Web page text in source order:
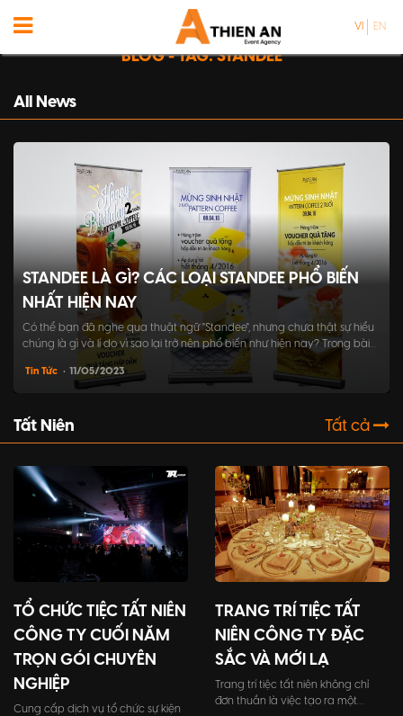
VI EN
BLOG - TAG: STANDEE
All News
STANDEE LÀ GÌ? CÁC LOẠI STANDEE PHỔ BIẾN
NHẤT HIỆN NAY
Có thể bạn đã nghe qua thuật ngữ "Standee", nhưng chưa thật sự hiểu
chúng là gì và lí do vì sao lại trở nên phổ biến như hiện nay? Trong bài
viết này, chúng ta sẽ cùng tìm hiểu về khái niệm của Standee, các
dòng sản phẩm phổ biến và cách có thể tận dụng chúng để quảng
bá thương h...
Tin Tức • 11/05/2023
Tất Niên Tất cả
TỔ CHỨC TIỆC TẤT NIÊN
CÔNG TY CUỐI NĂM
TRỌN GÓI CHUYÊN
NGHIỆP
Cung cấp dịch vụ tổ chức sự kiện
TRANG TRÍ TIỆC TẤT
NIÊN CÔNG TY ĐẶC
SẮC VÀ MỚI LẠ
Trang trí tiệc tất niên không chỉ
đơn thuần là việc tạo ra một